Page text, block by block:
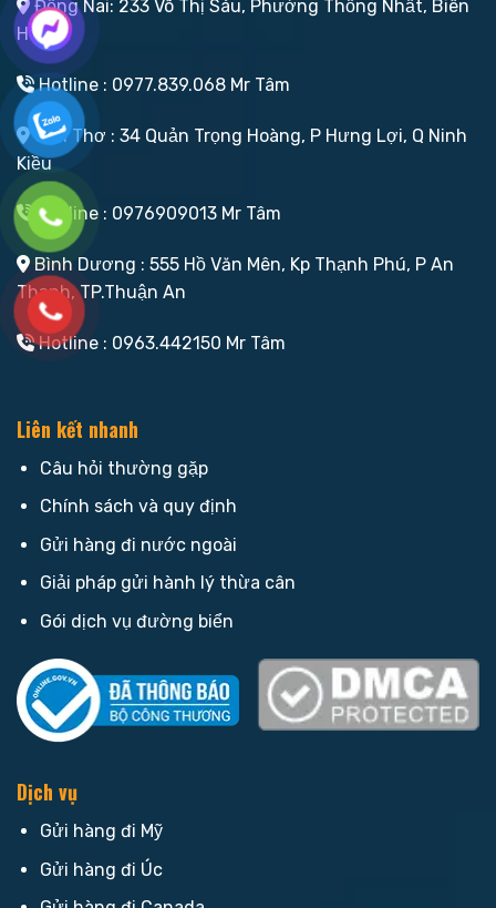
Đồng Nai: 233 Võ Thị Sáu, Phường Thống Nhất, Biên
Hoà
Hotline : 0977.839.068 Mr Tâm
Cần Thơ : 34 Quản Trọng Hoàng, P Hưng Lợi, Q Ninh
Kiều
Hotline : 0976909013 Mr Tâm
Bình Dương : 555 Hồ Văn Mên, Kp Thạnh Phú, P An
Thạnh, TP.Thuận An
Hotline : 0963.442150 Mr Tâm
Liên kết nhanh
Câu hỏi thường gặp
Chính sách và quy định
Gửi hàng đi nước ngoài
Giải pháp gửi hành lý thừa cân
Gói dịch vụ đường biển
Dịch vụ
Gửi hàng đi Mỹ
Gửi hàng đi Úc